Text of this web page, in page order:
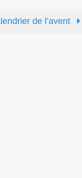
de l’avent